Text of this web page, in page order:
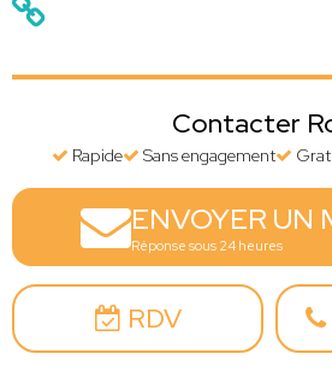
Contacter
Rapide Sans engagement
ENVOYER UN
Réponse sous 24 heures
RDV